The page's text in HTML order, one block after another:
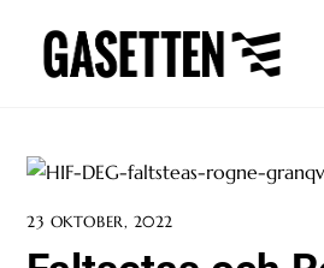
content
23 OKTOBER, 2022